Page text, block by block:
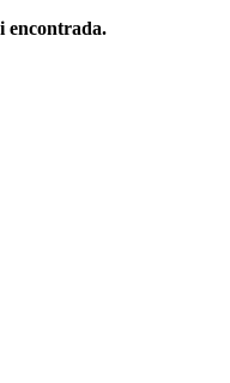
encontrada.